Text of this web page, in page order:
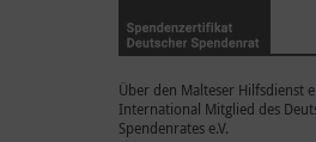
Über den Malteser Hilfsdienst
International Mitglied des
Spendenrates e.V.